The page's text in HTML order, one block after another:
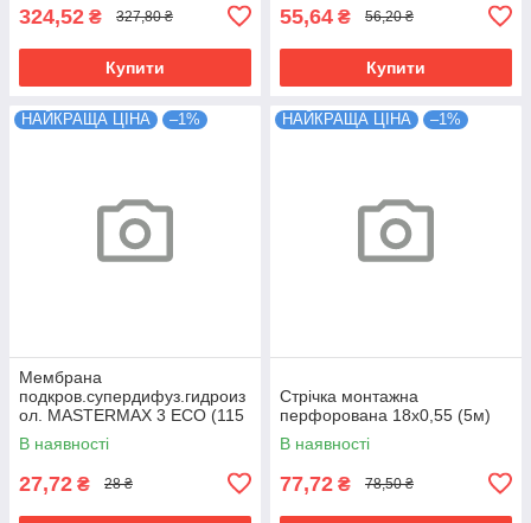
324,52 ₴ 327,80 ₴
Купити
55,64 ₴ 56,20 ₴
Купити
НАЙКРАЩА ЦІНА –1%
Мембрана
подкров.супердифуз.гидроиз
ол. MASTERMAX 3 ECO (115
плотн, 75м.кв.)
В наявності
27,72 ₴ 28 ₴
НАЙКРАЩА ЦІНА –1%
Cтрічка монтажна
перфорована 18х0,55 (5м)
В наявності
77,72 ₴ 78,50 ₴